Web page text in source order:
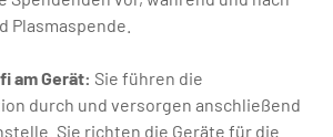
Plasmaspende.
am Gerät: Sie führen die
durch und versorgen anschließend
Sie richten die Geräte für die